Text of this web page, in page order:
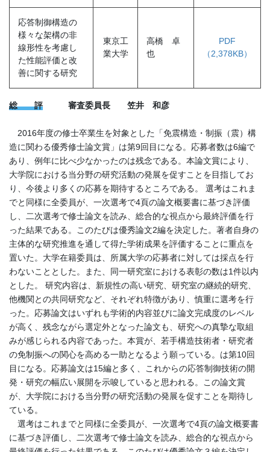
応答制御構造の
様々な架構の非
線形性を考慮し
た性能評価と改
善に関する研究
東京工
業大学
高橋 卓
也
PDF
（2,378KB）
総 評 審査委員長 笠井 和彦
2016年度の修士卒業生を対象とした「免震構造・制振（震）構
造に関わる優秀修士論文賞」は第9回目になる。応募者数は6編で
あり、例年に比べ少なかったのは残念である。本論文賞により、
大学院における当分野の研究活動の発展を促すことを目指してお
り、今後より多くの応募を期待するところである。 選考はこれま
でと同様に全委員が、一次選考で4頁の論文概要書に基づき評価
し、二次選考で修士論文を読み、総合的な視点から最終評価を行
った結果である。このたびは優秀論文2編を決定した。著者自身の
主体的な研究推進を通して得た学術成果を評価することに重点を
置いた。大学在籍委員は、所属大学の応募者に対しては採点を行
わないこととした。また、同一研究室における表彰の数は1件以内
とした。 研究内容は、新規性の高い研究、研究室の継続的研究、
他機関との共同研究など、それぞれ特徴があり、慎重に選考を行
った。応募論文はいずれも学術的内容並びに論文完成度のレベル
が高く、残念ながら選定外となった論文も、研究への真摯な取組
みが感じられる内容であった。本賞が、若手構造技術者・研究者
の免制振への関心を高める一助となるよう願っている。は第10回
目になる。応募論文は15編と多く、これからの応答制御技術の開
発・研究の幅広い展開を示唆していると思われる。この論文賞
が、大学院における当分野の研究活動の発展を促すことを期待し
ている。
選考はこれまでと同様に全委員が、一次選考で4頁の論文概要書
に基づき評価し、二次選考で修士論文を読み、総合的な視点から